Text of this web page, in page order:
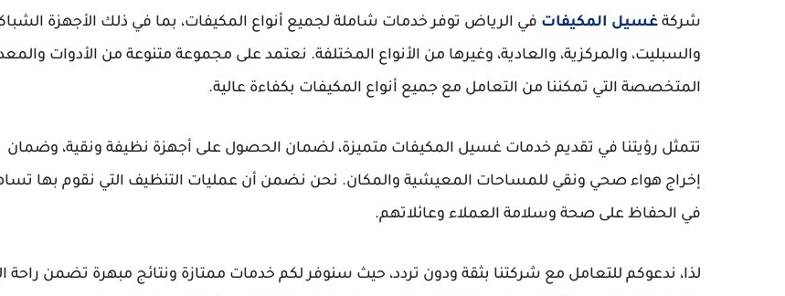
شركة غسيل المكيفات في الرياض توفر خدمات شاملة لجميع أنواع المكيفات، بما في ذلك الأجهزة
والسبليت، والمركزية، والعادية، وغيرها من الأنواع المختلفة. نعتمد على مجموعة متنوعة من الأدوات
المتخصصة التي تمكننا من التعامل مع جميع أنواع المكيفات بكفاءة عالية.
تتمثل رؤيتنا في تقديم خدمات غسيل المكيفات متميزة، لضمان الحصول على أجهزة نظيفة ونقية، وضمان
إخراج هواء صحي ونقي للمساحات المعيشية والمكان. نحن نضمن أن عمليات التنظيف التي نقوم بها
في الحفاظ على صحة وسلامة العملاء وعائلاتهم.
لذا، ندعوكم للتعامل مع شركتنا بثقة ودون تردد، حيث سنوفر لكم خدمات ممتازة ونتائج مبهرة تضمن راحة